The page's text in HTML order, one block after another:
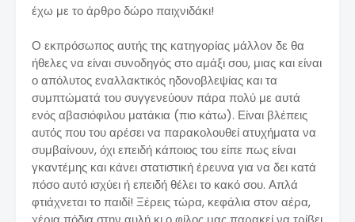
έχω με το άρθρο δώρο παιχνιδάκι!
Ο εκπρόσωπος αυτής της κατηγορίας μάλλον δε θα
ήθελες να είναι συνοδηγός στο αμάξι σου, μιας και είναι
ο απόλυτος εναλλακτικός ηδονοβλεψίας και τα
συμπτώματά του συγγενεύουν πάρα πολύ με αυτά
ενός αβασιόφιλου ματάκια (πιο κάτω). Είναι βλέπεις
αυτός που του αρέσει να παρακολουθεί ατυχήματα να
συμβαίνουν, όχι επειδή κάποιος του είπε πως είναι
γκαντέμης και κάνει στατιστική έρευνα για να δει κατά
πόσο αυτό ισχύει ή επειδή θέλει το κακό σου. Απλά
φτιάχνεται το παιδί! Ξέρεις τώρα, κεφάλια στον αέρα,